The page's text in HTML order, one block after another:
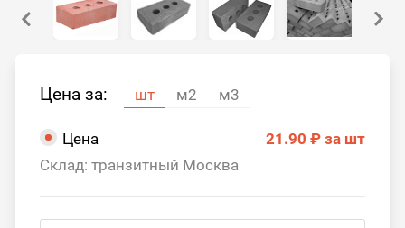
Цена за: шт м2 м3
Цена 21.90 ₽ за шт
Склад: транзитный Москва